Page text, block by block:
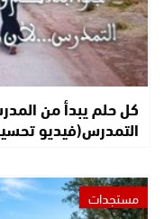
كل حلم يبدأ من
التمدرس(فيديو
مستجدات